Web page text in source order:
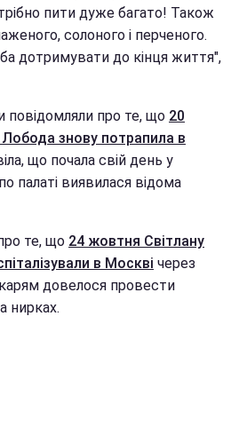
пити дуже багато! Також
солоного і перченого.
дотримувати до кінця життя",
повідомляли про те, що 20
знову потрапила в
що почала свій день у
палаті виявилася відома
те, що 24 жовтня Світлану
в Москві через
довелося провести
нирках.